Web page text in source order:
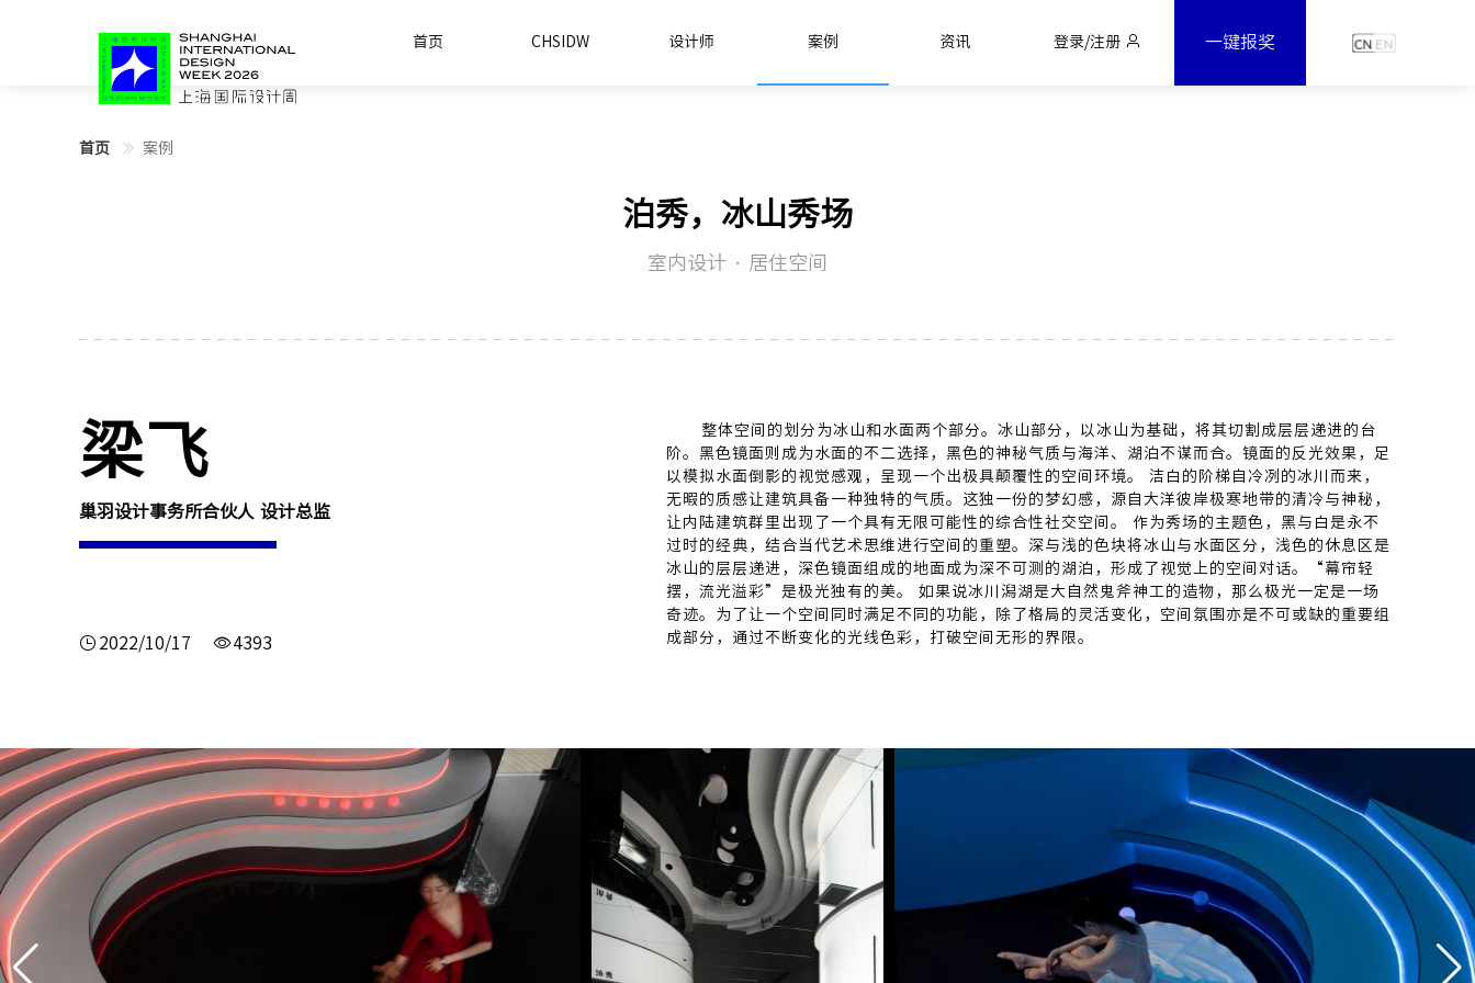
首页 CHSIDW 设计师 案例 资讯 登录/注册 一键报奖
首页 案例
泊秀，冰山秀场
室内设计 · 居住空间
梁飞
巢羽设计事务所合伙人 设计总监
2022/10/17 4393
整体空间的划分为冰山和水面两个部分。冰山部分，以冰山为基础，将其切割成层层递进的台
阶。黑色镜面则成为水面的不二选择，黑色的神秘气质与海洋、湖泊不谋而合。镜面的反光效果，足
以模拟水面倒影的视觉感观，呈现一个出极具颠覆性的空间环境。 洁白的阶梯自冷冽的冰川而来，
无暇的质感让建筑具备一种独特的气质。这独一份的梦幻感，源自大洋彼岸极寒地带的清冷与神秘，
让内陆建筑群里出现了一个具有无限可能性的综合性社交空间。 作为秀场的主题色，黑与白是永不
过时的经典，结合当代艺术思维进行空间的重塑。深与浅的色块将冰山与水面区分，浅色的休息区是
冰山的层层递进，深色镜面组成的地面成为深不可测的湖泊，形成了视觉上的空间对话。“幕帘轻
摆，流光溢彩”是极光独有的美。 如果说冰川潟湖是大自然鬼斧神工的造物，那么极光一定是一场
奇迹。为了让一个空间同时满足不同的功能，除了格局的灵活变化，空间氛围亦是不可或缺的重要组
成部分，通过不断变化的光线色彩，打破空间无形的界限。